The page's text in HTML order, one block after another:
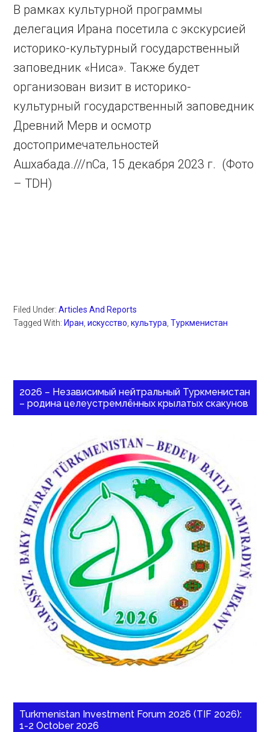
В рамках культурной программы
делегация Ирана посетила с экскурсией
историко-культурный государственный
заповедник «Ниса». Также будет
организован визит в историко-
культурный государственный заповедник
Древний Мерв и осмотр
достопримечательностей
Ашхабада.///nCa, 15 декабря 2023 г. (Фото
– TDH)
Filed Under:Articles And Reports
Tagged With: Иран,искусство,культура,Туркменистан
2026 – Независимый нейтральный Туркменистан
– родина целеустремлённых крылатых скакунов
Turkmenistan Investment Forum 2026 (TIF 2026):
1-2 October 2026